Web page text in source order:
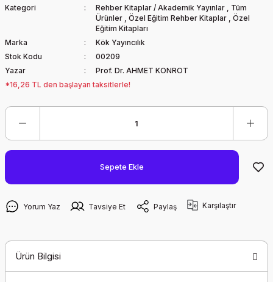
Kategori Rehber Kitaplar / Akademik Yayınlar , Tüm
Ürünler , Özel Eğitim Rehber Kitaplar , Özel
Eğitim Kitapları
Marka
Kök Yayıncılık
Stok Kodu
00209
Yazar
Prof. Dr. AHMET KONROT
*16,26 TL den başlayan taksitlerle!
Sepete Ekle
Yorum Yaz Tavsiye Et Paylaş Karşılaştır
Ürün Bilgisi